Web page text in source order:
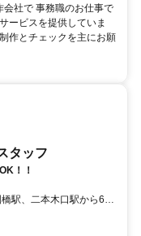
社で 事務職のお仕事で
ービスを提供していま
作とチェックを主にお願
タッフ
！！
駅、二本木口駅から6分
支給